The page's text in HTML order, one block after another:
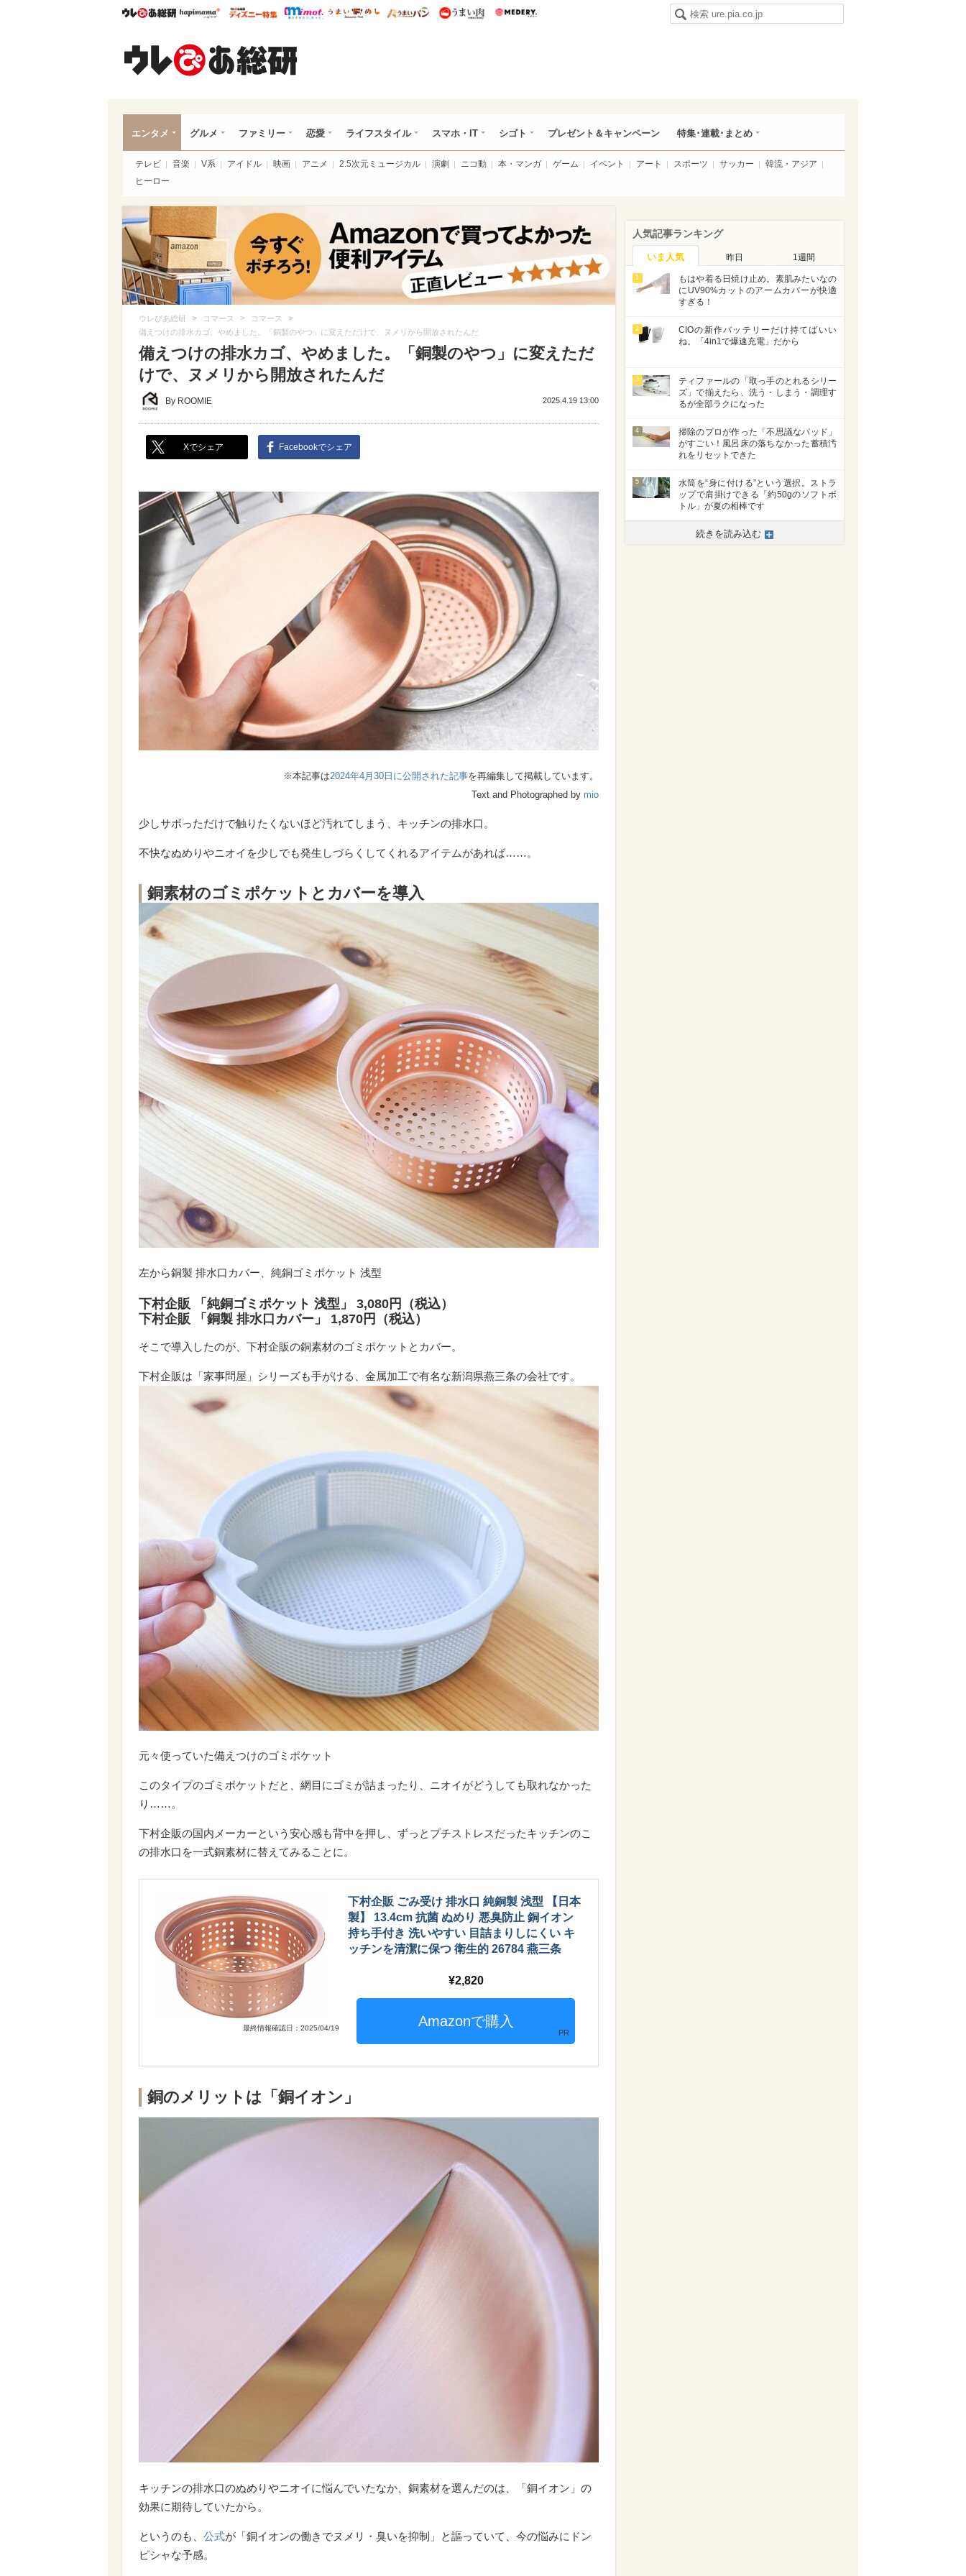
ウレぴあ総研ハピママ* ウレぴあ総研 ディズニー特集
mimot. うまいめし うまいパン うまい肉
エンタメ グルメ ファミリー 恋愛 ライフスタイル スマホ・IT シゴト プレゼント＆キャンペーン 特集･連載･まとめ
テレビ 音楽 V系 アイドル 映画 アニメ 2.5次元ミュージカル 演劇 ニコ動 本・マンガ ゲーム イベント アート スポーツ サッカー
韓流・アジア
ヒーロー
ウレぴあ総研 > コマース > コマース >
備えつけの排水カゴ、やめました。「銅製のやつ」に変えただけで、ヌメリから開放されたんだ
備えつけの排水カゴ、やめました。「銅製のやつ」に変えただ
けで、ヌメリから開放されたんだ
By ROOMIE 2025.4.19 13:00
Xでシェア Facebookでシェア
※本記事は2024年4月30日に公開された記事を再編集して掲載しています。
Text and Photographed by mio
少しサボっただけで触りたくないほど汚れてしまう、キッチンの排水口。
不快なぬめりやニオイを少しでも発生しづらくしてくれるアイテムがあれば……。
銅素材のゴミポケットとカバーを導入
左から銅製 排水口カバー、純銅ゴミポケット 浅型
下村企販 「純銅ゴミポケット 浅型」 3,080円（税込）
下村企販 「銅製 排水口カバー」 1,870円（税込）
そこで導入したのが、下村企販の銅素材のゴミポケットとカバー。
下村企販は「家事問屋」シリーズも手がける、金属加工で有名な新潟県燕三条の会社です。
元々使っていた備えつけのゴミポケット
このタイプのゴミポケットだと、網目にゴミが詰まったり、ニオイがどうしても取れなかった
り……。
下村企販の国内メーカーという安心感も背中を押し、ずっとプチストレスだったキッチンのこ
の排水口を一式銅素材に替えてみることに。
下村企販 ごみ受け 排水口 純銅製 浅型 【日本
製】 13.4cm 抗菌 ぬめり 悪臭防止 銅イオン
持ち手付き 洗いやすい 目詰まりしにくい キ
ッチンを清潔に保つ 衛生的 26784 燕三条
2,820
PR
最終情報確認日：2025/04/19
銅のメリットは「銅イオン」
キッチンの排水口のぬめりやニオイに悩んでいたなか、銅素材を選んだのは、「銅イオン」の
効果に期待していたから。
というのも、 公式が「銅イオンの働きでヌメリ・臭いを抑制」と謳っていて、今の悩みにドン
ピシャな予感。
人気記事ランキング
いま人気 昨日 1週間
1
もはや着る日焼け止め。素肌みたいなの
にUV90%カットのアームカバーが快適
すぎる！
2
CIOの新作バッテリーだけ持てばいい
ね。「4in1で爆速充電」だから
3
ティファールの「取っ手のとれるシリー
ズ」で揃えたら、洗う・しまう・調理す
るが全部ラクになった
4
掃除のプロが作った「不思議なパッド」
がすごい！風呂床の落ちなかった蓄積汚
れをリセットできた
5
水筒を“身に付ける”という選択。ストラ
ップで肩掛けできる「約50gのソフトボ
トル」が夏の相棒です
続きを読み込む